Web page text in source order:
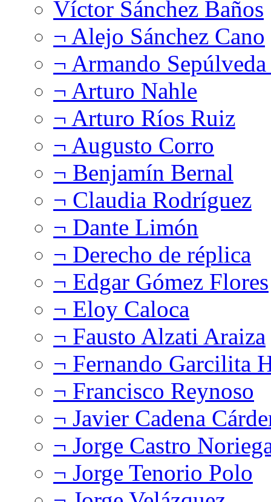
Víctor Sánchez Baños
¬ Alejo Sánchez Cano
¬ Armando
¬ Arturo Nahle
¬ Arturo Ríos Ruiz
¬ Augusto Corro
¬ Benjamín Bernal
¬ Claudia Rodríguez
¬ Dante Limón
¬ Derecho de réplica
¬ Edgar Gómez Flores
¬ Eloy Caloca
¬ Fausto Alzati Araiza
¬ Fernando Garcilita
¬ Francisco Reynoso
¬ Javier Cadena
¬ Jorge Castro
¬ Jorge Tenorio Polo